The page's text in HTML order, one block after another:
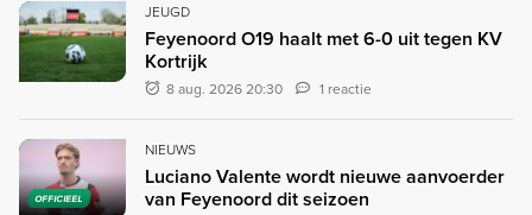
JEUGD
Feyenoord O19 haalt met 6-0 uit tegen KV
Kortrijk
8 aug. 2026 20:30 1 reactie
OFFICIEEL
NIEUWS
Luciano Valente wordt nieuwe aanvoerder
van Feyenoord dit seizoen